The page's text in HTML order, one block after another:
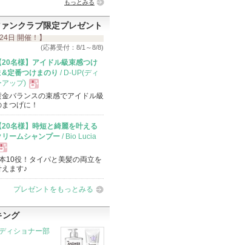
もっとみる
ンクラブ限定プレゼント
日 開催！】
(応募受付：8/1～8/8)
20名様】アイドル級束感つけ
&定番つけまのり / D-UP(ディ
アップ)
現
品
金バランスの束感でアイドル級
まつげに！
20名様】時短と綺麗を叶える
リームシャンプー / Bio Lucia
10役！タイパと美髪の両立を
えます♪
プレゼントをもっとみる
ング
ィショナー部